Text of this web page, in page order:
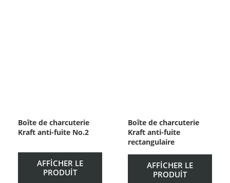
Boîte de charcuterie
Kraft anti-fuite No.2
AFFICHER LE
PRODUIT
Boîte de charcuterie
Kraft anti-fuite
rectangulaire
AFFICHER LE
PRODUIT